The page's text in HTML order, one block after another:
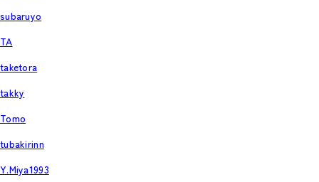
subaruyo
TA
taketora
takky
Tomo
tubakirinn
Y.Miya1993